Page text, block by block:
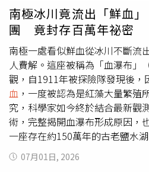
向咖啡廳，並打電話呼叫救護車
闆達哈比（Mohammed al-
股強大的衝擊力，整個地方都在
人們倒臥在地，到處都是血跡。
想起敘利亞近14年內戰期間，大
擊。大馬士革省長埃爾迪比（
後指出，相關單位已展開調查，
的人受到懲罰。每當國家迎來一
的勢力企圖再次破壞穩定。」自
2024年12月遭推翻以來，由新
Sharaa）領導的敘利亞政府，便
復治安，並重新實現國家統一。
南極冰川竟流出「鮮血
團 竟封存百萬年祕密
南極一處看似鮮血從冰川不斷流
人費解。這座被稱為「血瀑布
觀，自1911年被探險隊發現後，
血 ，一度被認為是紅藻大量繁殖
究，科學家如今終於結合最新觀
術，完整揭開血瀑布形成原因，
一座存在約150萬年的古老鹽水
能繁衍的神秘生命世界。血瀑布
鐵元素的高鹽度地下水湧出後，
07月01日, 2026